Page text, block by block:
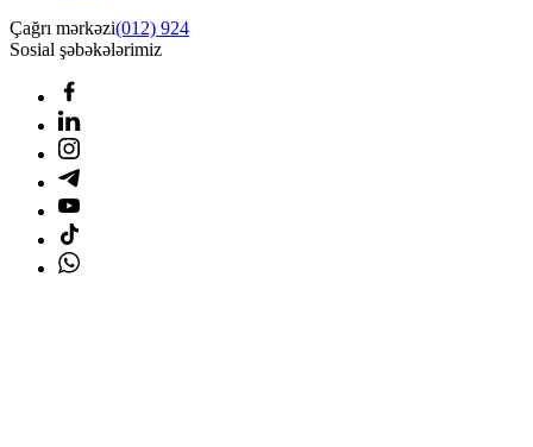
Çağrı mərkəzi(012) 924
Sosial şəbəkələrimiz